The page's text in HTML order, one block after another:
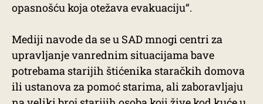
opasnošću koja otežava evakuaciju“.
Mediji navode da se u SAD mnogi centri za
upravljanje vanrednim situacijama bave
potrebama starijih štićenika staračkih domova
ili ustanova za pomoć starima, ali zaboravljaju